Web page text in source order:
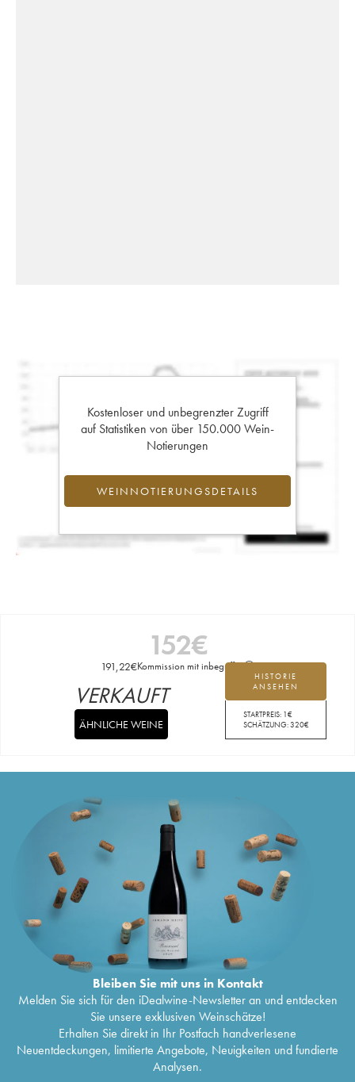
Kostenloser und unbegrenzter Zugriff
auf Statistiken von über 150.000 Wein-
Notierungen
WEINNOTIERUNGSDETAILS
152€
191,22€Kommission mit inbegriffen
HISTORIE
ANSEHEN
STARTPREIS: 1€
SCHÄTZUNG:320€
VERKAUFT
ÄHNLICHE WEINE
Bleiben Sie mit uns in Kontakt
Melden Sie sich für den iDealwine-Newsletter an und entdecken
Sie unsere exklusiven Weinschätze!
Erhalten Sie direkt in Ihr Postfach handverlesene
Neuentdeckungen, limitierte Angebote, Neuigkeiten und fundierte
Analysen.